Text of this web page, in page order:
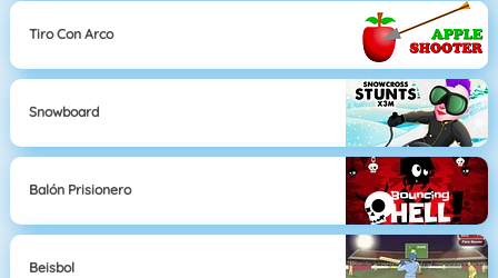
Tiro Con Arco
Snowboard
Balón Prisionero
Beisbol